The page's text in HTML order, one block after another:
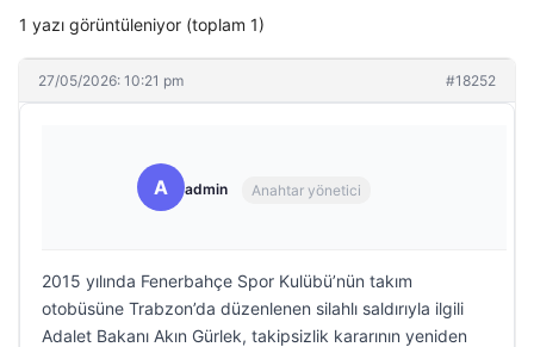
1 yazı görüntüleniyor (toplam 1)
27/05/2026: 10:21 pm #18252
A admin Anahtar yönetici
2015 yılında Fenerbahçe Spor Kulübü’nün takım
otobüsüne Trabzon’da düzenlenen silahlı saldırıyla ilgili
Adalet Bakanı Akın Gürlek, takipsizlik kararının yeniden